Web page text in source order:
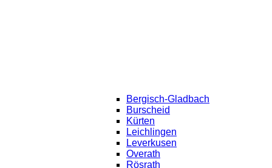
Bergisch-Gladbach
Burscheid
Kürten
Leichlingen
Leverkusen
Overath
Rösrath